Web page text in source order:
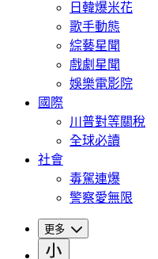
日韓爆米花
歌手動態
綜藝星聞
戲劇星聞
娛樂電影院
國際
川普對等關稅
全球必讀
社會
毒駕連爆
警察愛無限
更多